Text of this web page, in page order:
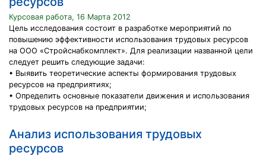
Курсовая работа, 16 Марта 2012
Цель исследования состоит в разработке мероприятий по
повышению эффективности использования трудовых ресурсов
на ООО «Стройснабкомплект». Для реализации названной цели
следует решить следующие задачи:
• Выявить теоретические аспекты формирования трудовых
ресурсов на предприятиях;
• Определить основные показатели движения и использования
трудовых ресурсов на предприятии;
Анализ использования трудовых
ресурсов